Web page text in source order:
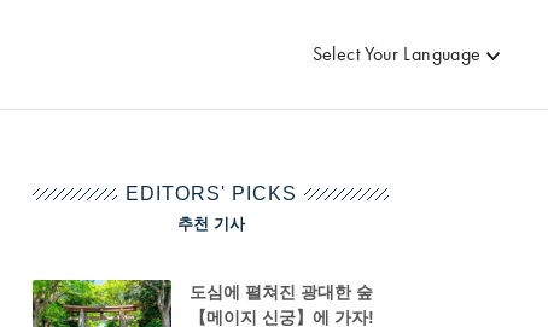
Select Your Language
EDITORS' PICKS
추천 기사
도심에 펼쳐진 광대한 숲
【메이지 신궁】에 가자!